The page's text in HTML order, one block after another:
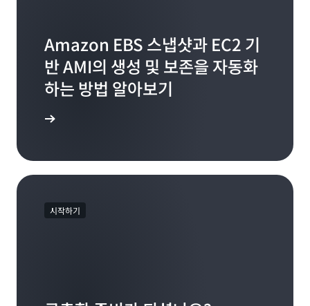
Amazon EBS 스냅샷과 EC2 기
반 AMI의 생성 및 보존을 자동화
하는 방법 알아보기
시작하기